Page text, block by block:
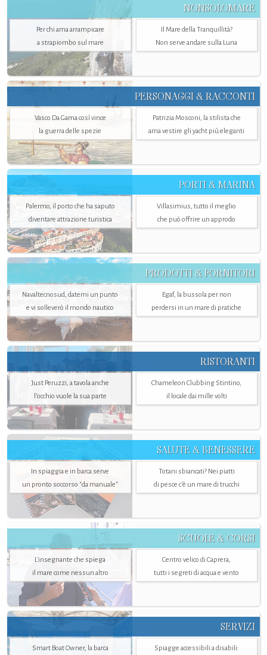
NONSOLOMARE
Per chi ama arrampicare
a strapiombo sul mare
Il Mare della Tranquillità?
Non serve andare sulla Luna
PERSONAGGI & RACCONTI
Vasco Da Gama così vince
la guerra delle spezie
Patrizia Mosconi, la stilista che
ama vestire gli yacht più eleganti
PORTI & MARINA
Palermo, il porto che ha saputo
diventare attrazione turistica
Villasimius, tutto il meglio
che può offrire un approdo
PRODOTTI & FORNITORI
Navaltecnosud, datemi un punto
e vi solleverò il mondo nautico
Egaf, la bussola per non
perdersi in un mare di pratiche
RISTORANTI
Just Peruzzi, a tavola anche
l’occhio vuole la sua parte
Chameleon Clubbing Stintino,
il locale dai mille volti
SALUTE & BENESSERE
In spiaggia e in barca serve
un pronto soccorso "da manuale"
Totani sbiancati? Nei piatti
di pesce c'è un mare di trucchi
SCUOLE & CORSI
L'insegnante che spiega
il mare come nessun altro
Centro velico di Caprera,
tutti i segreti di acqua e vento
SERVIZI
Smart Boat Owner, la barca Spiagge accessibili a disabili: